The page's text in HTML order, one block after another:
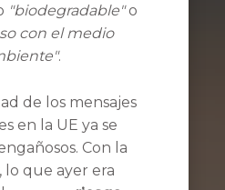
"biodegradable"o
con el medio
.
de los mensajes
en la UE ya se
Con la
lo que ayer era